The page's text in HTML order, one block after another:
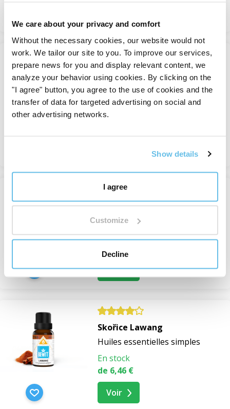
We care about your privacy and comfort
Without the necessary cookies, our website would not
work. We tailor our site to you. To improve our services,
prepare news for you and display relevant content, we
analyze your behavior using cookies. By clicking on the
"I agree" button, you agree to the use of cookies and the
transfer of data for targeted advertising on social and
other advertising networks.
Show details
I agree
Customize
Decline
-35%
Cacao cérémonial Spirit, BIO
RAW
Cacao cérémonial
En stock
Cacao en grains, BIO RAW
Produits de cacao
En stock
Voir
Skořice Lawang
Huiles essentielles simples
En stock
de 6,46 €
Voir